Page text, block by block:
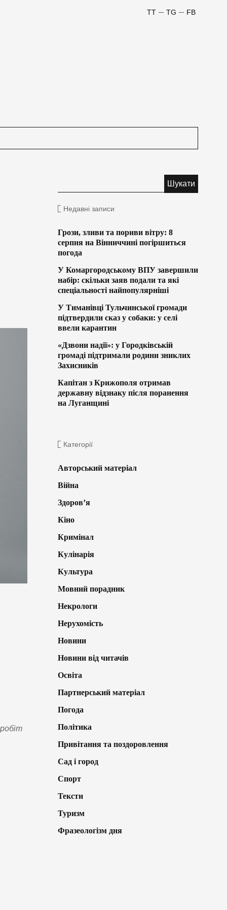
FB
TG
TT
Недавні записи
Грози, зливи та пориви вітру: 8
серпня на Вінниччині погіршиться
погода
У Комаргородському ВПУ завершили
набір: скільки заяв подали та які
спеціальності найпопулярніші
У Тиманівці Тульчинської громади
підтвердили сказ у собаки: у селі
ввели карантин
«Дзвони надії»: у Городківській
громаді підтримали родини зниклих
Захисників
Капітан з Крижополя отримав
державну відзнаку після поранення
на Луганщині
Категорії
Авторський матеріал
Війна
Здоров’я
Кіно
Кримінал
Кулінарія
Культура
Мовний порадник
Некрологи
Нерухомість
Новини
Новини від читачів
Освіта
Партнерський матеріал
Погода
Політика
Привітання та поздоровлення
Сад і город
Спорт
Тексти
Туризм
Фразеологізм дня